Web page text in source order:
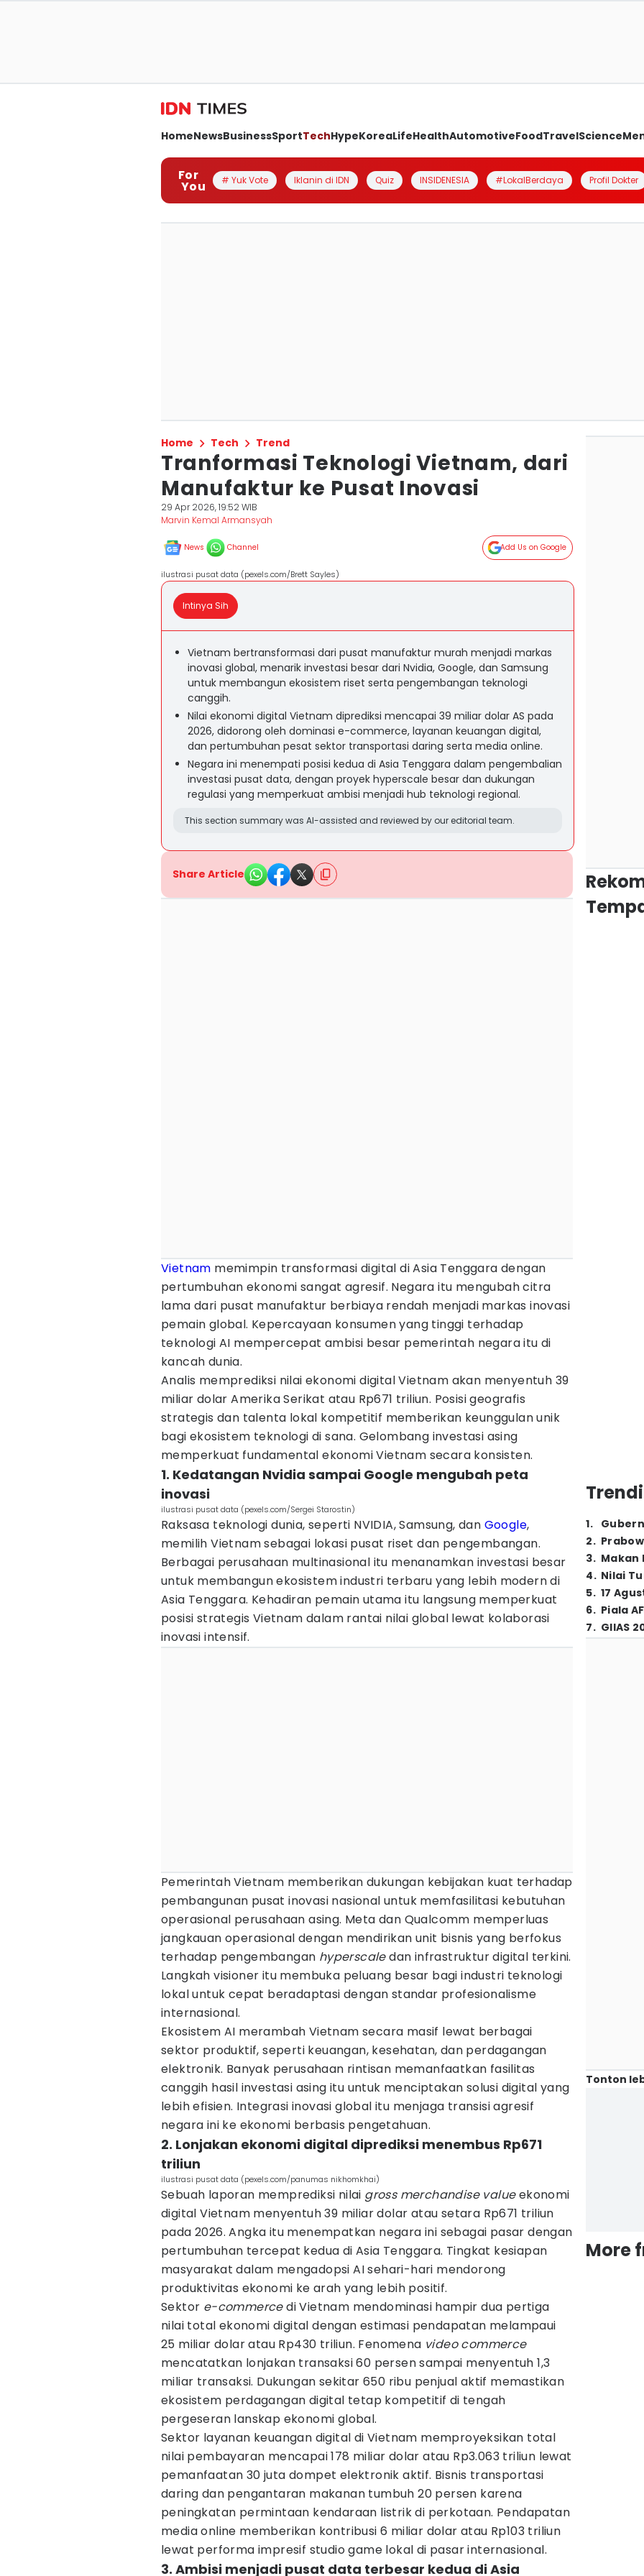
HomeNewsBusinessSportTechHypeKoreaLifeHealthAutomotiveFoodTravelScience
For
You # Yuk Vote Iklanin di IDN Quiz INSIDENESIA #LokalBerdaya Profil Dokter
Home Tech Trend
Tranformasi Teknologi Vietnam, dari
Manufaktur ke Pusat Inovasi
29 Apr 2026, 19:52 WIB
Marvin Kemal Armansyah
News Channel Add Us on Google
ilustrasi pusat data (pexels.com/Brett Sayles)
Intinya Sih
Vietnam bertransformasi dari pusat manufaktur murah menjadi markas
inovasi global, menarik investasi besar dari Nvidia, Google, dan Samsung
untuk membangun ekosistem riset serta pengembangan teknologi
canggih.
Nilai ekonomi digital Vietnam diprediksi mencapai 39 miliar dolar AS pada
2026, didorong oleh dominasi e-commerce, layanan keuangan digital,
dan pertumbuhan pesat sektor transportasi daring serta media online.
Negara ini menempati posisi kedua di Asia Tenggara dalam pengembalian
investasi pusat data, dengan proyek hyperscale besar dan dukungan
regulasi yang memperkuat ambisi menjadi hub teknologi regional.
This section summary was AI-assisted and reviewed by our editorial team.
Share Article
Vietnam memimpin transformasi digital di Asia Tenggara dengan
pertumbuhan ekonomi sangat agresif. Negara itu mengubah citra
lama dari pusat manufaktur berbiaya rendah menjadi markas inovasi
pemain global. Kepercayaan konsumen yang tinggi terhadap
teknologi AI mempercepat ambisi besar pemerintah negara itu di
kancah dunia.
Analis memprediksi nilai ekonomi digital Vietnam akan menyentuh 39
miliar dolar Amerika Serikat atau Rp671 triliun. Posisi geografis
strategis dan talenta lokal kompetitif memberikan keunggulan unik
bagi ekosistem teknologi di sana. Gelombang investasi asing
memperkuat fundamental ekonomi Vietnam secara konsisten.
1. Kedatangan Nvidia sampai Google mengubah peta
inovasi
ilustrasi pusat data (pexels.com/Sergei Starostin)
Raksasa teknologi dunia, seperti NVIDIA, Samsung, dan Google,
memilih Vietnam sebagai lokasi pusat riset dan pengembangan.
Berbagai perusahaan multinasional itu menanamkan investasi besar
untuk membangun ekosistem industri terbaru yang lebih modern di
Asia Tenggara. Kehadiran pemain utama itu langsung memperkuat
posisi strategis Vietnam dalam rantai nilai global lewat kolaborasi
inovasi intensif.
Pemerintah Vietnam memberikan dukungan kebijakan kuat terhadap
pembangunan pusat inovasi nasional untuk memfasilitasi kebutuhan
operasional perusahaan asing. Meta dan Qualcomm memperluas
jangkauan operasional dengan mendirikan unit bisnis yang berfokus
terhadap pengembangan hyperscaledan infrastruktur digital terkini.
Langkah visioner itu membuka peluang besar bagi industri teknologi
lokal untuk cepat beradaptasi dengan standar profesionalisme
internasional.
Ekosistem AI merambah Vietnam secara masif lewat berbagai
sektor produktif, seperti keuangan, kesehatan, dan perdagangan
elektronik. Banyak perusahaan rintisan memanfaatkan fasilitas
canggih hasil investasi asing itu untuk menciptakan solusi digital yang
lebih efisien. Integrasi inovasi global itu menjaga transisi agresif
negara ini ke ekonomi berbasis pengetahuan.
2. Lonjakan ekonomi digital diprediksi menembus Rp671
triliun
ilustrasi pusat data (pexels.com/panumas nikhomkhai)
Sebuah laporan memprediksi nilai gross merchandise valueekonomi
digital Vietnam menyentuh 39 miliar dolar atau setara Rp671 triliun
pada 2026. Angka itu menempatkan negara ini sebagai pasar dengan
pertumbuhan tercepat kedua di Asia Tenggara. Tingkat kesiapan
masyarakat dalam mengadopsi AI sehari-hari mendorong
produktivitas ekonomi ke arah yang lebih positif.
Sektor e-commercedi Vietnam mendominasi hampir dua pertiga
nilai total ekonomi digital dengan estimasi pendapatan melampaui
25 miliar dolar atau Rp430 triliun. Fenomena video commerce
mencatatkan lonjakan transaksi 60 persen sampai menyentuh 1,3
miliar transaksi. Dukungan sekitar 650 ribu penjual aktif memastikan
ekosistem perdagangan digital tetap kompetitif di tengah
pergeseran lanskap ekonomi global.
Sektor layanan keuangan digital di Vietnam memproyeksikan total
nilai pembayaran mencapai 178 miliar dolar atau Rp3.063 triliun lewat
pemanfaatan 30 juta dompet elektronik aktif. Bisnis transportasi
daring dan pengantaran makanan tumbuh 20 persen karena
peningkatan permintaan kendaraan listrik di perkotaan. Pendapatan
media online memberikan kontribusi 6 miliar dolar atau Rp103 triliun
lewat performa impresif studio game lokal di pasar internasional.
3. Ambisi menjadi pusat data terbesar kedua di Asia
1.
2.
3. Makan
4. Nilai
5. 17
6. Piala
7. GIIAS
Tonton
More